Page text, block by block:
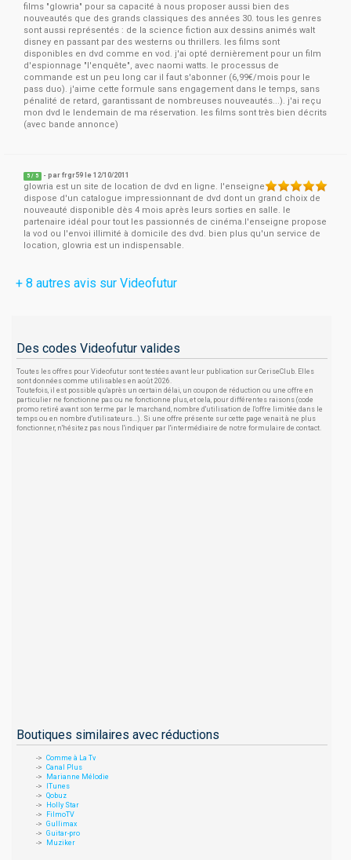
films "glowria" pour sa capacité à nous proposer aussi bien des
nouveautés que des grands classiques des années 30. tous les genres
sont aussi représentés : de la science fiction aux dessins animés walt
disney en passant par des westerns ou thrillers. les films sont
disponibles en dvd comme en vod. j'ai opté dernièrement pour un film
d'espionnage "l'enquête", avec naomi watts. le processus de
commande est un peu long car il faut s'abonner (6,99€/mois pour le
pass duo). j'aime cette formule sans engagement dans le temps, sans
pénalité de retard, garantissant de nombreuses nouveautés...). j'ai reçu
mon dvd le lendemain de ma réservation. les films sont très bien décrits
(avec bande annonce)
5 / 5 - parfrgr59 le 12/10/2011
glowria est un site de location de dvd en ligne. l'enseigne
dispose d'un catalogue impressionnant de dvd dont un grand choix de
nouveauté disponible dès 4 mois après leurs sorties en salle. le
partenaire idéal pour tout les passionnés de cinéma.l'enseigne propose
la vod ou l'envoi illimité à domicile des dvd. bien plus qu'un service de
location, glowria est un indispensable.
+ 8 autres avis sur Videofutur
Des codes Videofutur valides
Toutes les offres pour Videofutur sont testées avant leur publication sur CeriseClub. Elles
sont données comme utilisables en août 2026.
Toutefois, il est possible qu'après un certain délai, un coupon de réduction ou une offre en
particulier ne fonctionne pas ou ne fonctionne plus, et cela, pour différentes raisons (code
promo retiré avant son terme par le marchand, nombre d'utilisation de l'offre limitée dans le
temps ou en nombre d'utilisateurs...). Si une offre présente sur cette page venait à ne plus
fonctionner, n'hésitez pas nous l'indiquer par l'intermédiaire de notre formulaire de contact.
Boutiques similaires avec réductions
Comme à La Tv
Canal Plus
Marianne Mélodie
ITunes
Qobuz
Holly Star
FilmoTV
Gullimax
Guitar-pro
Muziker